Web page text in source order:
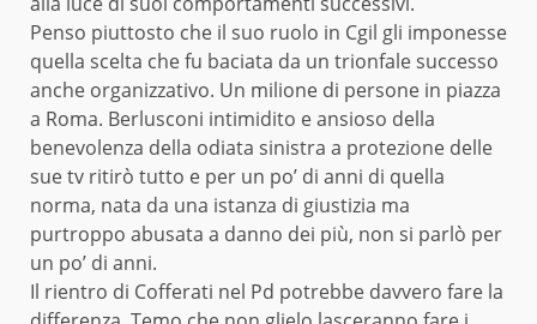
Penso piuttosto che il suo ruolo in Cgil gli imponesse
quella scelta che fu baciata da un trionfale successo
anche organizzativo. Un milione di persone in piazza
a Roma. Berlusconi intimidito e ansioso della
benevolenza della odiata sinistra a protezione delle
sue tv ritirò tutto e per un po’ di anni di quella
norma, nata da una istanza di giustizia ma
purtroppo abusata a danno dei più, non si parlò per
un po’ di anni.
Il rientro di Cofferati nel Pd potrebbe davvero fare la